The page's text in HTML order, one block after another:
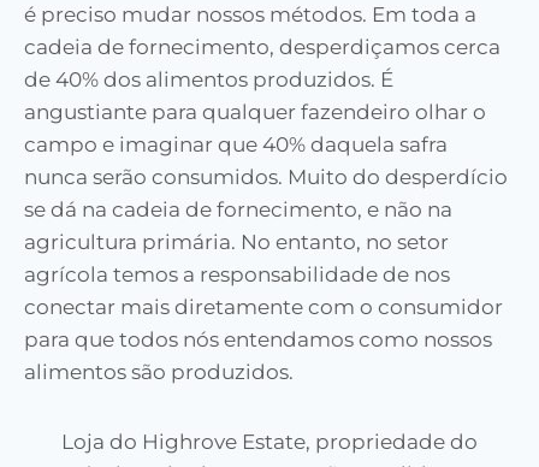
é preciso mudar nossos métodos. Em toda a
cadeia de fornecimento, desperdiçamos cerca
de 40% dos alimentos produzidos. É
angustiante para qualquer fazendeiro olhar o
campo e imaginar que 40% daquela safra
nunca serão consumidos. Muito do desperdício
se dá na cadeia de fornecimento, e não na
agricultura primária. No entanto, no setor
agrícola temos a responsabilidade de nos
conectar mais diretamente com o consumidor
para que todos nós entendamos como nossos
alimentos são produzidos.
Loja do Highrove Estate, propriedade do